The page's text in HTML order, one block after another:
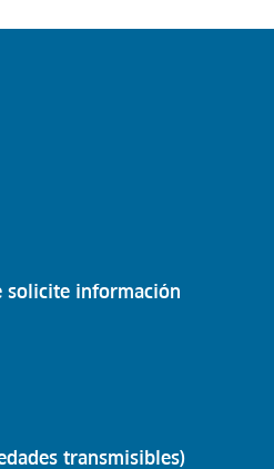
solicite información
transmisibles)